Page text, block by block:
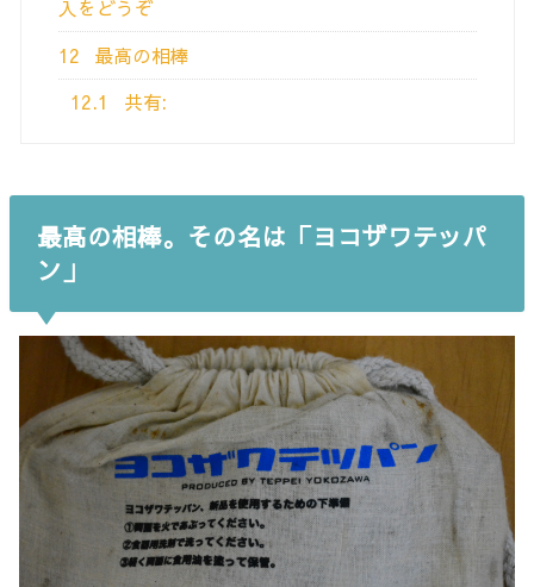
入をどうぞ
12
最高の相棒
12.1
共有:
最高の相棒。その名は「ヨコザワテッパ
ン」